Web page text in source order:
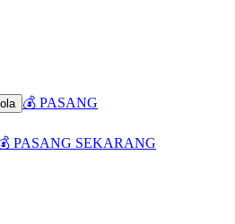
💰 PASANG
PASANG SEKARANG